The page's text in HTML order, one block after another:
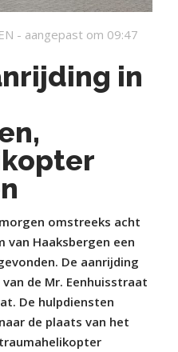
- aangepast om 09:47
in
omstreeks acht
Haaksbergen een
De aanrijding
de Mr. Eenhuisstraat
De hulpdiensten
de plaats van het